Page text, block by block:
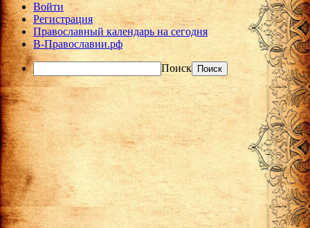
Войти
Регистрация
Православный календарь на сегодня
В-Православии.рф
Поиск